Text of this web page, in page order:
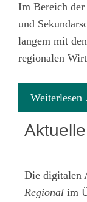
Im Bereich
und
langem mit
regionalen
Die digitalen
Regional im